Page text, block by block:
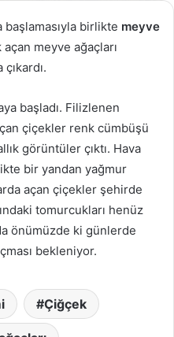
başlamasıyla birlikte meyve
meyve ağaçları
başladı. Filizlenen
çiçekler renk cümbüşü
görüntüler çıktı. Hava
bir yandan yağmur
açan çiçekler şehirde
tomurcukları henüz
önümüzde ki günlerde
bekleniyor.
Çiğçek